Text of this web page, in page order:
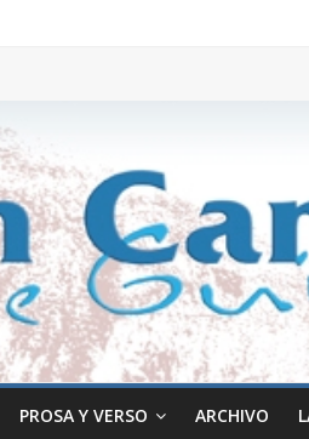
PROSA Y VERSO ARCHIVO